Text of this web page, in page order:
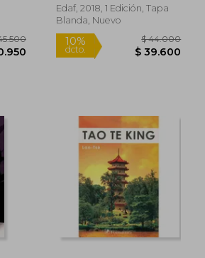
Edaf, 2018, 1 Edición, Tapa
Blanda, Nuevo
10%
dcto.